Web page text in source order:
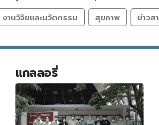
งานวิจัยและนวัตกรรม สุขภาพ ข่าวส
แกลลอรี่